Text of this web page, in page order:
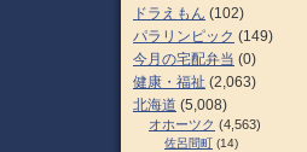
ドラえもん (102)
パラリンピック (149)
今月の宅配弁当 (0)
健康・福祉 (2,063)
北海道 (5,008)
オホーツク (4,563)
佐呂間町 (14)